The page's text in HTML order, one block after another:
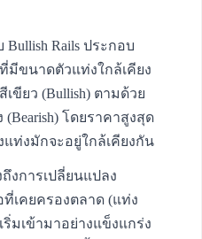
Bullish Rails ประกอบ
มีขนาดตัวแท่งใกล้เคียง
ขียว (Bullish) ตามด้วย
โดยราคาสูงสุด
ท่งมักจะอยู่ใกล้เคียงกัน
งการเปลี่ยนแปลง
เคยครองตลาด (แท่ง
ริ่มเข้ามาอย่างแข็งแกร่ง